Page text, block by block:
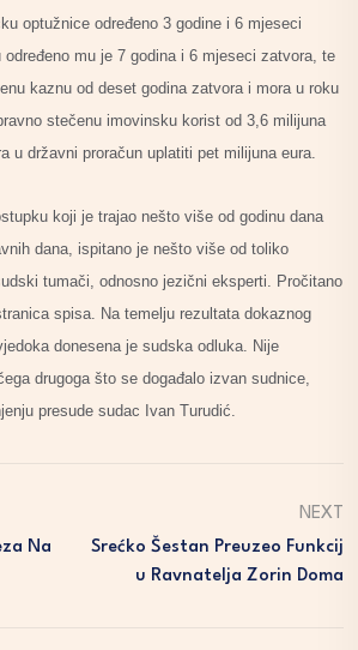
optužnice određeno 3 godine i 6 mjeseci
mu je 7 godina i 6 mjeseci zatvora, te
kaznu od deset godina zatvora i mora u roku
stečenu imovinsku korist od 3,6 milijuna
u državni proračun uplatiti pet milijuna eura.
koji je trajao nešto više od godinu dana
dana, ispitano je nešto više od toliko
tumači, odnosno jezični eksperti. Pročitano
spisa. Na temelju rezultata dokaznog
donesena je sudska odluka. Nije
drugoga što se događalo izvan sudnice,
presude sudac Ivan Turudić.
Na
NEXT
Srećko Šestan Preuzeo Funkcij
U Ravnatelja Zorin Doma